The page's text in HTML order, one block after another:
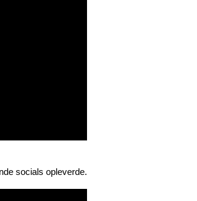
socials opleverde.